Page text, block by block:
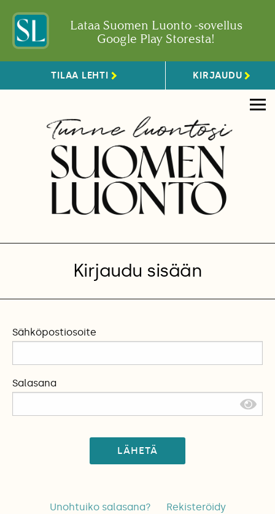
Lataa Suomen Luonto -sovellus
Google Play Storesta!
TILAA LEHTI KIRJAUDU
Kirjaudu sisään
Sähköpostiosoite
Salasana
LÄHETÄ
Unohtuiko salasana? Rekisteröidy